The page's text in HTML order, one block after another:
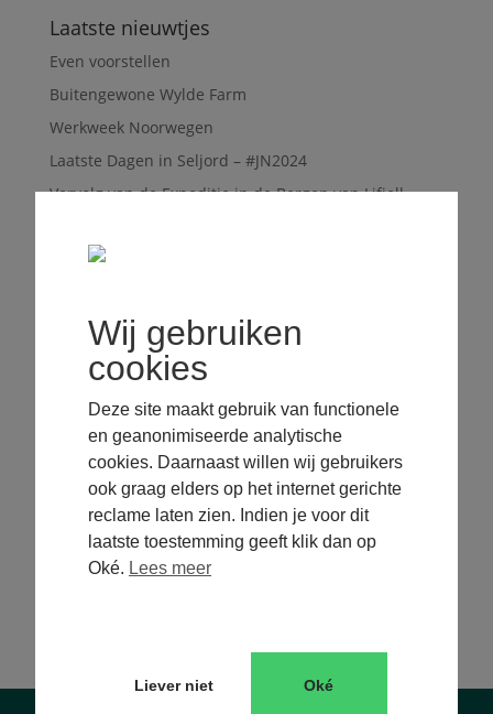
Wij gebruiken
cookies
Deze site maakt gebruik van functionele
en geanonimiseerde analytische
cookies. Daarnaast willen wij gebruikers
ook graag elders op het internet gerichte
reclame laten zien. Indien je voor dit
laatste toestemming geeft klik dan op
Oké. Lees meer
Liever niet Oké
Laatste nieuwtjes
Even voorstellen
Buitengewone Wylde Farm
Werkweek Noorwegen
Laatste Dagen in Seljord – #JN2024
Vervolg van de Expeditie in de Bergen van Lifjell –
Expeditie in de Bergen van Lifjell – #JN2024
Off piste Skiën – #JN2024
Slapen in de Sneeuw: Snowcave Bouwen en
Overnachting – #JN2024
Tocht met de Hondenslee – #JN2024
Avonturen
Jouw Noorderlicht
Fluitend door de fjorden